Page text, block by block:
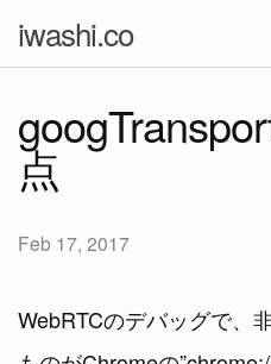
iwashi.co
点
Feb 17, 2017
WebRTCのデバッグで、